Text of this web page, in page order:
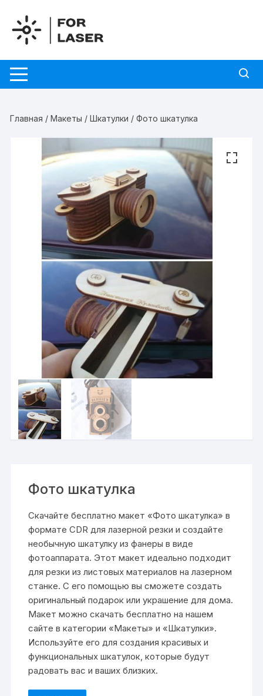
содержимому
Главная /Макеты /Шкатулки / Фото шкатулка
Фото шкатулка
Скачайте бесплатно макет «Фото шкатулка» в
формате CDR для лазерной резки и создайте
необычную шкатулку из фанеры в виде
фотоаппарата. Этот макет идеально подходит
для резки из листовых материалов на лазерном
станке. С его помощью вы сможете создать
оригинальный подарок или украшение для дома.
Макет можно скачать бесплатно на нашем
сайте в категории «Макеты» и «Шкатулки».
Используйте его для создания красивых и
функциональных шкатулок, которые будут
радовать вас и ваших близких.